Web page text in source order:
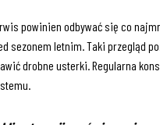
powinien odbywać się co
sezonem letnim. Taki przegląd
drobne usterki. Regularna